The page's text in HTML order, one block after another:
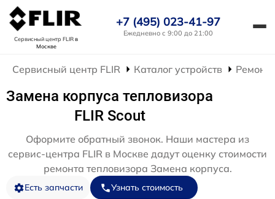
Сервисный центр FLIRв
Москве
+7 (495) 023-41-97
Ежедневно с 9:00 до 21:00
Сервисный центр FLIR Каталог устройств Ремонт
Замена корпуса тепловизора
FLIR Scout
Оформите обратный звонок. Наши мастера из
сервис-центра FLIR в Москве дадут оценку стоимости
ремонта тепловизора Замена корпуса.
Есть запчасти Узнать стоимость